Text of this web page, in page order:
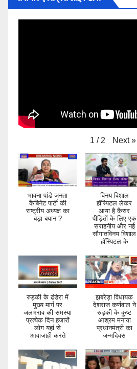
1 / 2 Next »
भावना पांडे जनता
कैबिनेट पार्टी की
राष्ट्रीय अध्यक्ष का
बड़ा बयान ?
विनय विशाल
हॉस्पिटल लेकर
आया है कैंसर
पीड़ितों के लिए एक
सराहनीय और नई
सौगातविनय विशाल
हॉस्पिटल के
रुड़की के ढंडेरा में
मुख्य मार्ग पर
जलभराव की समस्या
प्रत्येक दिन हजारों
लोग यहां से
आवाजाही करते
झबरेड़ा विधायक
देशराज कर्णवाल ने
रुड़की के कुष्ट
आश्रम मनाया
प्रधानमंत्री का
जन्मदिवस